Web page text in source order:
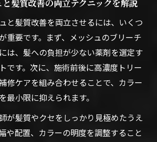
髪質改善の両立テクニックを解説
と髪質改善を両立させるには、いくつ
重要です。まず、メッシュのブリーチ
は、髪への負担が少ない薬剤を選定す
です。次に、施術前後に高濃度トリー
修ケアを組み合わせることで、カラー
最小限に抑えられます。
が髪質やクセをしっかり見極めたうえ
や配置、カラーの明度を調整すること